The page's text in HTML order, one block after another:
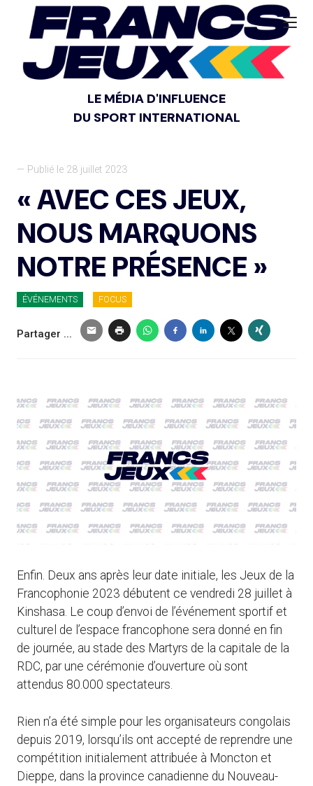
LE MÉDIA D'INFLUENCE
DU SPORT INTERNATIONAL
— Publié le 28 juillet 2023
« AVEC CES JEUX,
NOUS MARQUONS
NOTRE PRÉSENCE »
ÉVÉNEMENTS FOCUS
Partager ...
Enfin. Deux ans après leur date initiale, les Jeux de la
Francophonie 2023 débutent ce vendredi 28 juillet à
Kinshasa. Le coup d’envoi de l’événement sportif et
culturel de l’espace francophone sera donné en fin
de journée, au stade des Martyrs de la capitale de la
RDC, par une cérémonie d’ouverture où sont
attendus 80.000 spectateurs.
Rien n’a été simple pour les organisateurs congolais
depuis 2019, lorsqu’ils ont accepté de reprendre une
compétition initialement attribuée à Moncton et
Dieppe, dans la province canadienne du Nouveau-